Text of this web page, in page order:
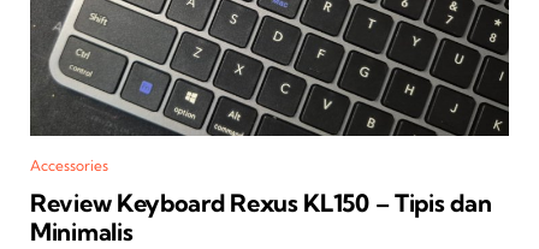
Accessories
Review Keyboard Rexus KL150 – Tipis dan
Minimalis